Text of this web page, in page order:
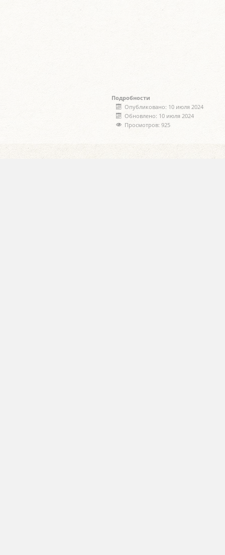
Подробности
Опубликовано: 10 июля 2024
Обновлено: 10 июля 2024
Просмотров: 925